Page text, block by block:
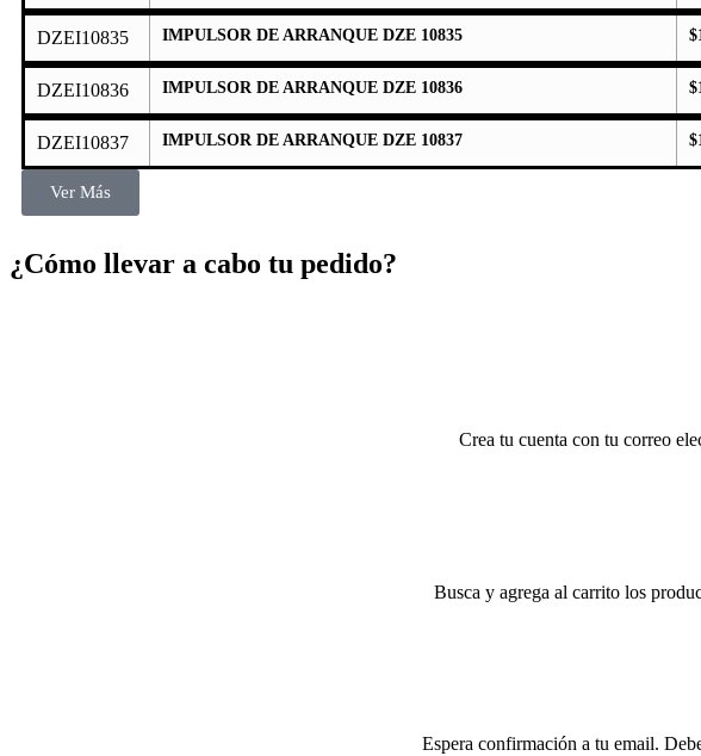
DZEI10835 IMPULSOR DE ARRANQUE DZE 10835 $
DZEI10836 IMPULSOR DE ARRANQUE DZE 10836 $
DZEI10837 IMPULSOR DE ARRANQUE DZE 10837 $
Ver Más
¿Cómo llevar a cabo tu pedido?
Crea tu cuenta con tu correo
Busca y agrega al carrito los
Espera confirmación a tu email.